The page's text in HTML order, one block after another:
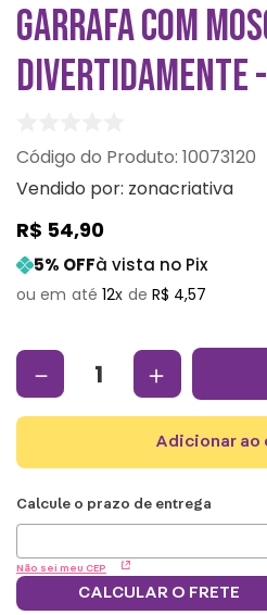
GARRAFA COM
DIVERTIDAMENTE
: 10073120
Vendido por: zonacriativa
R$ 54,90
5% OFFà vista no Pix
12 R$ 4,57
＋
－
adicionar
Não sei meu CEP
CALCULAR O FRETE